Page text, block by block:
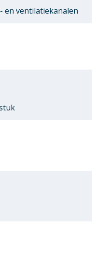
en ventilatiekanalen